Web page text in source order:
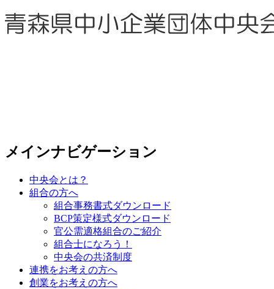
メインナビゲーション
中央会とは？
組合の方へ
組合事務書式ダウンロード
BCP策定様式ダウンロード
官公需適格組合のご紹介
組合士になろう！
中央会の共済制度
連携をお考えの方へ
創業をお考えの方へ